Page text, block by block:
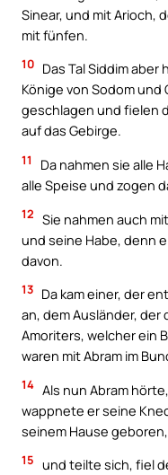
Sinear, und mit Arioch,
mit fünfen.
10 Das Tal Siddim
Könige von Sodom und
geschlagen und fielen
auf das Gebirge.
11
Da nahmen sie alle
alle Speise und zogen
12 Sie nahmen auch
und seine Habe, denn
davon.
13 Da kam einer, der
an, dem Ausländer, der
Amoriters, welcher ein
waren mit Abram im
14 Als nun Abram
wappnete er seine
seinem Hause
15 und teilte sich, fiel